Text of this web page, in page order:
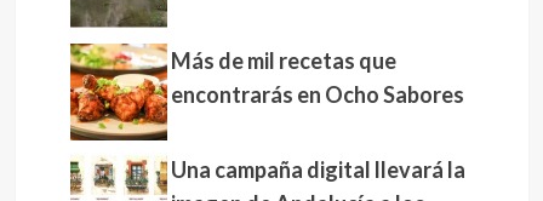
Más de mil recetas que
encontrarás en Ocho Sabores
Una campaña digital llevará la